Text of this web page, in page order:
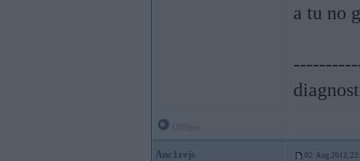
a tu no
Anc1rejs 02. Aug 2012,